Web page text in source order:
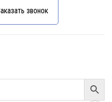
звонок